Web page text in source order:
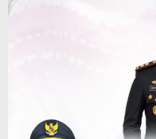
Hari Pramuka ke-
Banjarmasin
Antasari dan
Advertorial Dinas Kehutanan